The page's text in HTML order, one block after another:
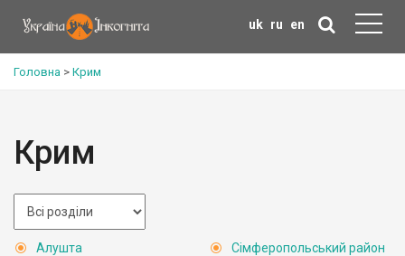
uk ru en
Головна > Крим
Крим
Алушта
Сімферопольський район